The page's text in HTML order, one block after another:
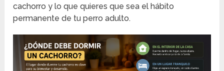
cachorro y lo que quieres que sea el hábito
permanente de tu perro adulto.